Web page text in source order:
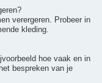
verergeren. Probeer in
kleding.
hoe vaak en in
bespreken van je